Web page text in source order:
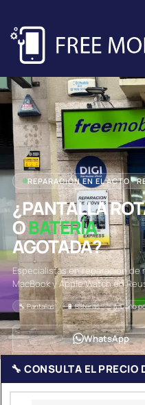
REPARACIÓN EN EL ACTO ·
¿PANTALLA
OBATERÍA
AGOTADA?
Especialistas en reparación de
MacBook y Apple Watch en
🔧 Pantallas 🔋 Baterías 💧 Daño
WhatsApp
🔧 CONSULTA EL PRECIO